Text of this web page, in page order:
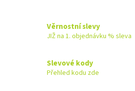
Věrnostní slevy
JIŽ na 1. objednávku % sleva
Slevové kody
Přehled kodu zde